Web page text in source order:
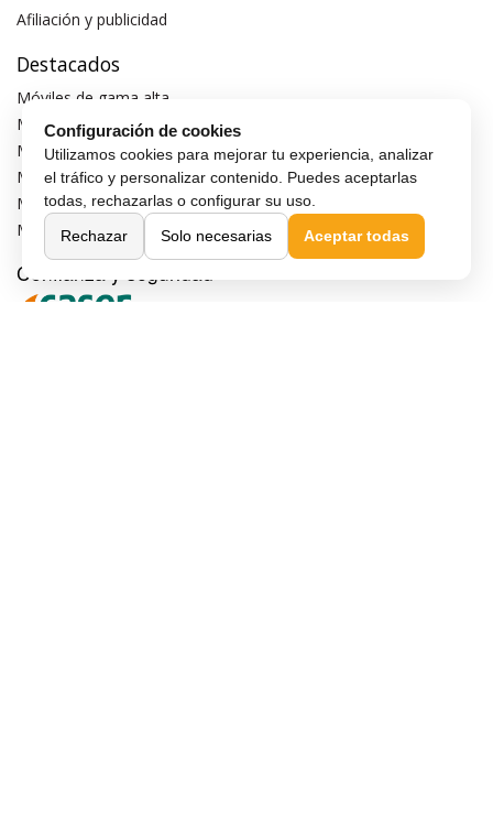
Afiliación y publicidad
Destacados
Móviles de gama alta
Móviles con buena cámara
Móviles sin marcos
Móviles de 6 pulgadas
Móviles todoterreno
Móviles 4G
Confianza y seguridad
Configuración de cookies
Utilizamos cookies para mejorar tu experiencia, analizar
el tráfico y personalizar contenido. Puedes aceptarlas
todas, rechazarlas o configurar su uso.
Rechazar
Solo necesarias Aceptar todas